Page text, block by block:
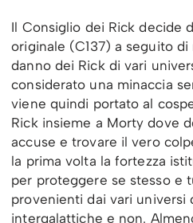
Il Consiglio dei Rick decide
originale (C137) a seguito
danno dei Rick di vari
considerato una minaccia
viene quindi portato al
Rick insieme a Morty dove
accuse e trovare il vero
la prima volta la fortezza
per proteggere se stesso e
provenienti dai vari universi
intergalattiche e non.